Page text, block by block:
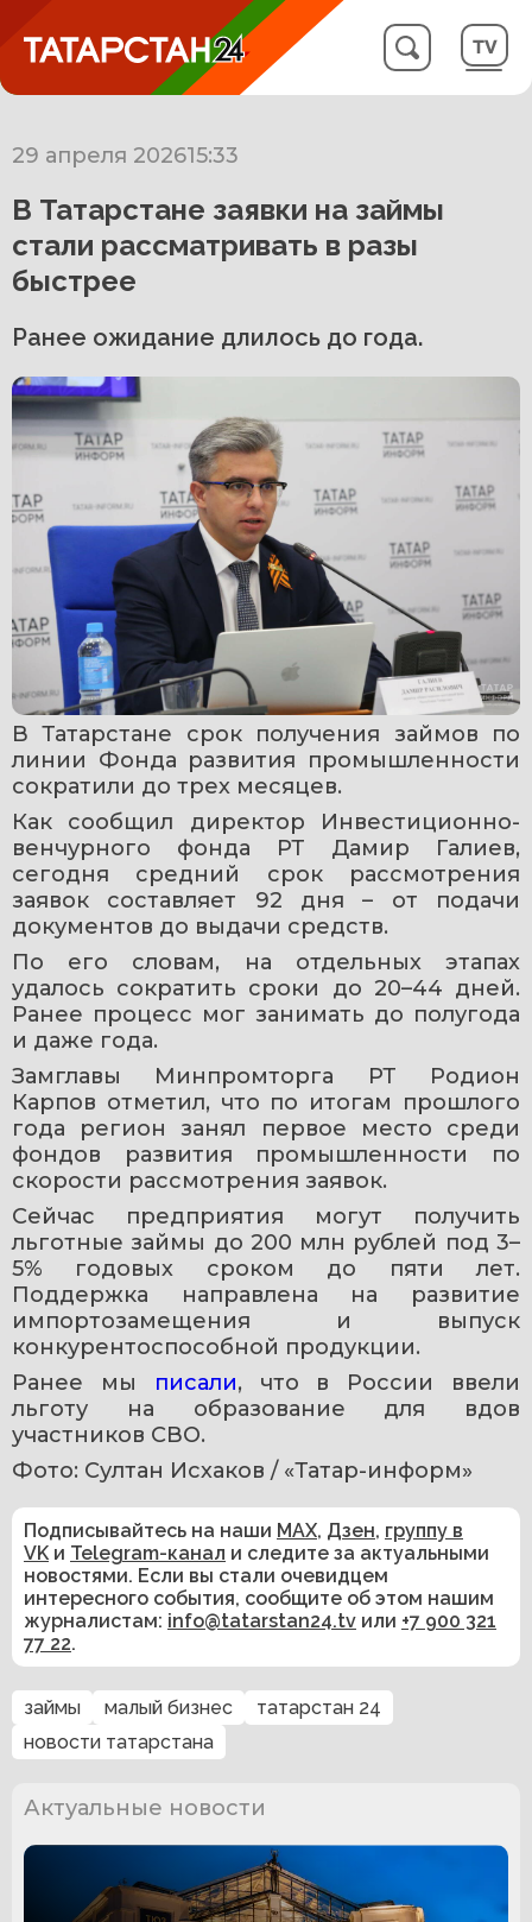
29 апреля 202615:33
В Татарстане заявки на займы
стали рассматривать в разы
быстрее
Ранее ожидание длилось до года.
В Татарстане срок получения займов по
линии Фонда развития промышленности
сократили до трех месяцев.
Как сообщил директор Инвестиционно-
венчурного фонда РТ Дамир Галиев,
сегодня средний срок рассмотрения
заявок составляет 92 дня – от подачи
документов до выдачи средств.
По его словам, на отдельных этапах
удалось сократить сроки до 20–44 дней.
Ранее процесс мог занимать до полугода
и даже года.
Замглавы Минпромторга РТ Родион
Карпов отметил, что по итогам прошлого
года регион занял первое место среди
фондов развития промышленности по
скорости рассмотрения заявок.
Сейчас предприятия могут получить
льготные займы до 200 млн рублей под 3–
5% годовых сроком до пяти лет.
Поддержка направлена на развитие
импортозамещения и выпуск
конкурентоспособной продукции.
Ранее мы
писали, что в России ввели
льготу на образование для вдов
участников СВО.
Фото: Султан Исхаков / «Татар-информ»
Подписывайтесь на наши MAX, Дзен, группу в
VK и Telegram-канал и следите за актуальными
новостями. Если вы стали очевидцем
интересного события, сообщите об этом нашим
журналистам: info@tatarstan24.tv или +7 900 321
77 22.
займы малый бизнес
татарстан 24
новости татарстана
Актуальные новости